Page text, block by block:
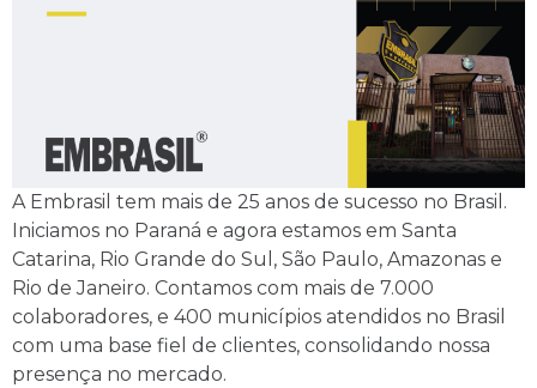
A Embrasil tem mais de 25 anos de sucesso no Brasil.
Iniciamos no Paraná e agora estamos em Santa
Catarina, Rio Grande do Sul, São Paulo, Amazonas e
Rio de Janeiro. Contamos com mais de 7.000
colaboradores, e 400 municípios atendidos no Brasil
com uma base fiel de clientes, consolidando nossa
presença no mercado.